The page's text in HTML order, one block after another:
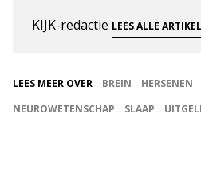
KIJK-redactie LEES ALLE
LEES MEER OVER BREIN HERSENEN
NEUROWETENSCHAP
SLAAP